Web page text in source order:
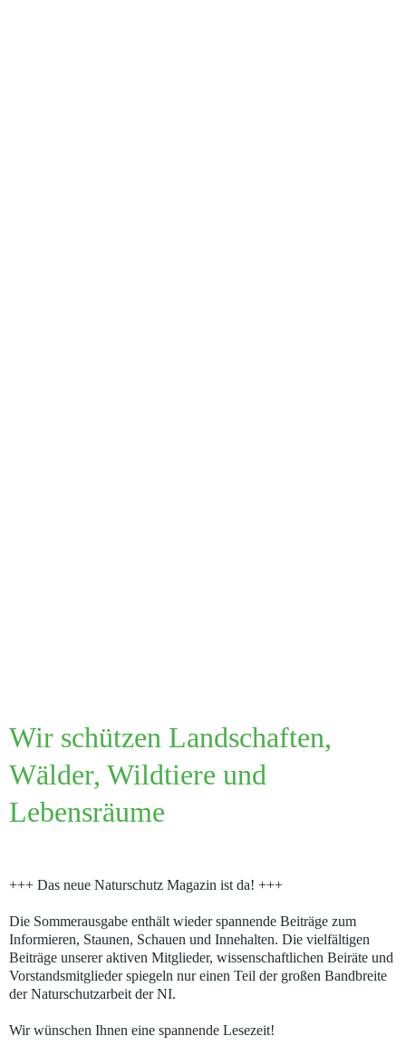
Wir schützen Landschaften,
Wälder, Wildtiere und
Lebensräume
+++ Das neue Naturschutz Magazin ist da! +++
Die Sommerausgabe enthält wieder spannende Beiträge zum
Informieren, Staunen, Schauen und Innehalten. Die vielfältigen
Beiträge unserer aktiven Mitglieder, wissenschaftlichen Beiräte und
Vorstandsmitglieder spiegeln nur einen Teil der großen Bandbreite
der Naturschutzarbeit der NI.
Wir wünschen Ihnen eine spannende Lesezeit!